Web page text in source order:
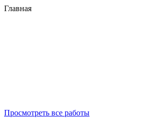
Главная
Просмотреть все работы